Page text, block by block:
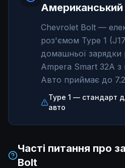
Chevrolet Bolt —
роз'ємом Type 1
домашньої
Ampera Smart 32A з
Авто приймає до
Type 1 — стандарт
авто
Часті питання про
Bolt